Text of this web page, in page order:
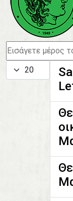
Εισάγετε μέρος
Εμφάνιση #